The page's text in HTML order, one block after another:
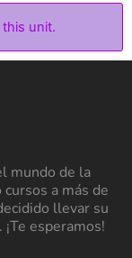
unit.
mundo de la
a más de
llevar su
esperamos!